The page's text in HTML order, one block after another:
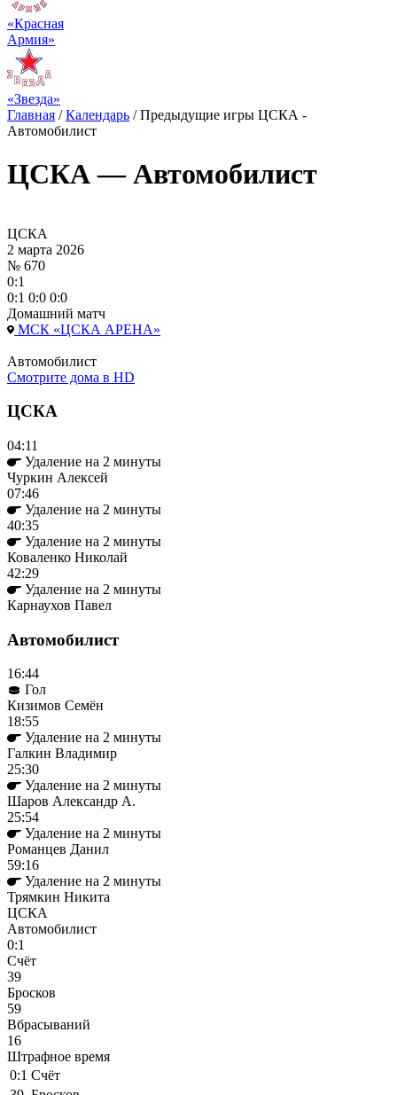
«Красная
Армия»
«Звезда»
Главная /Календарь /Предыдущие игры ЦСКА -
Автомобилист
ЦСКА — Автомобилист
ЦСКА
2 марта 2026
№ 670
0:1
0:1 0:0 0:0
Домашний матч
МСК «ЦСКА АРЕНА»
Автомобилист
Смотрите дома в HD
ЦСКА
04:11
Удаление на 2 минуты
Чуркин Алексей
07:46
Удаление на 2 минуты
40:35
Удаление на 2 минуты
Коваленко Николай
42:29
Удаление на 2 минуты
Карнаухов Павел
Автомобилист
16:44
Гол
Кизимов Семён
18:55
Удаление на 2 минуты
Галкин Владимир
25:30
Удаление на 2 минуты
Шаров Александр А.
25:54
Удаление на 2 минуты
Романцев Данил
59:16
Удаление на 2 минуты
Трямкин Никита
ЦСКА
Автомобилист
0:1
Cчёт
39
Бросков
59
Вбрасываний
16
Штрафное время
0:1 Cчёт